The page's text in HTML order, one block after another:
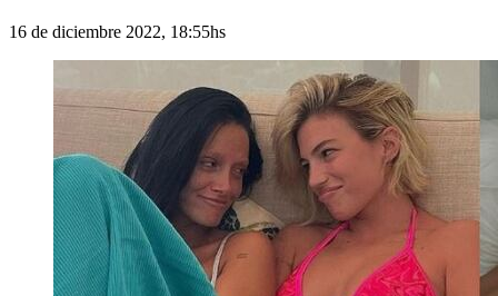
16 de diciembre 2022, 18:55hs